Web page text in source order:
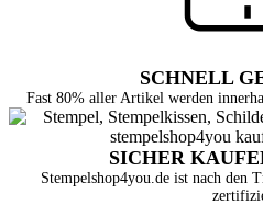
SCHNELL
Fast 80% aller Artikel werden
SICHER
Stempelshop4you.de ist nach den